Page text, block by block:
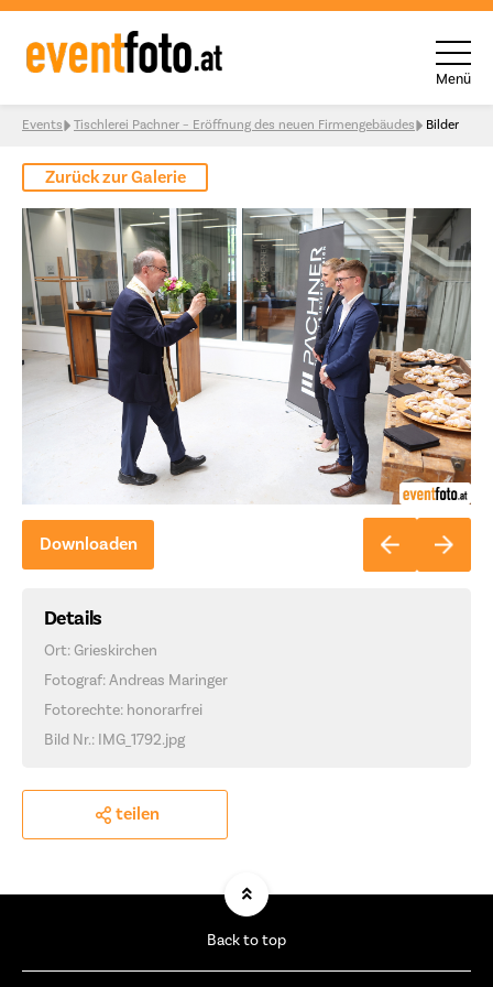
Skip to content
Menü
Events Tischlerei Pachner – Eröffnung des neuen Firmengebäudes Bilder
Zurück zur Galerie
Downloaden
Details
Ort: Grieskirchen
Fotograf: Andreas Maringer
Fotorechte: honorarfrei
Bild Nr.: IMG_1792.jpg
teilen
Back to top